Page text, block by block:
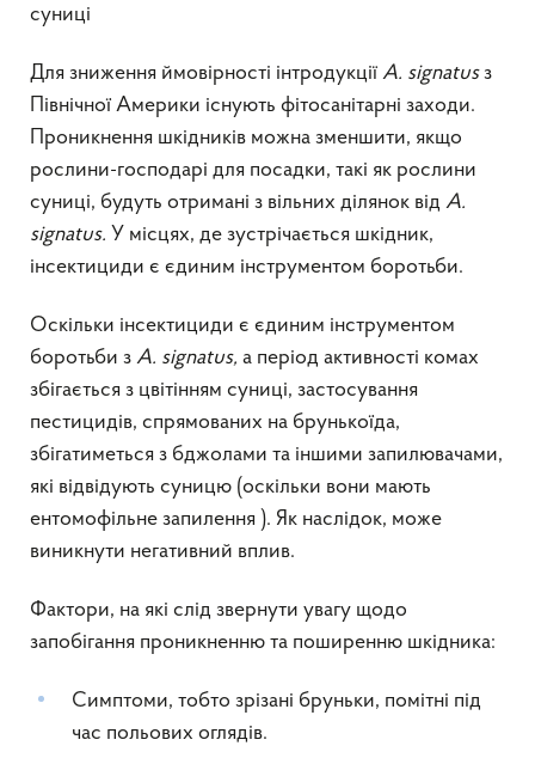
суниці
Для зниження ймовірності інтродукції A. signatusз
Північної Америки існують фітосанітарні заходи.
Проникнення шкідників можна зменшити, якщо
рослини-господарі для посадки, такі як рослини
суниці, будуть отримані з вільних ділянок від A.
signatus. У місцях, де зустрічається шкідник,
інсектициди є єдиним інструментом боротьби.
Оскільки інсектициди є єдиним інструментом
боротьби з A. signatus, а період активності комах
збігається з цвітінням суниці, застосування
пестицидів, спрямованих на брунькоїда,
збігатиметься з бджолами та іншими запилювачами,
які відвідують суницю (оскільки вони мають
ентомофільне запилення ). Як наслідок, може
виникнути негативний вплив.
Фактори, на які слід звернути увагу щодо
запобігання проникненню та поширенню шкідника:
Симптоми, тобто зрізані бруньки, помітні під
час польових оглядів.